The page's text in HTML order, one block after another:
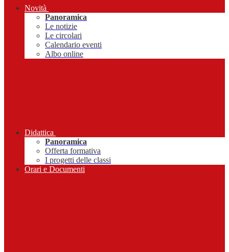
Novità
Panoramica
Le notizie
Le circolari
Calendario eventi
Albo online
Didattica
Panoramica
Offerta formativa
I progetti delle classi
Orari e Documenti